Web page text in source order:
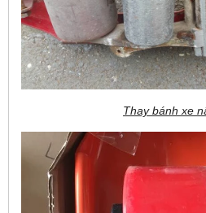
Thay bánh xe